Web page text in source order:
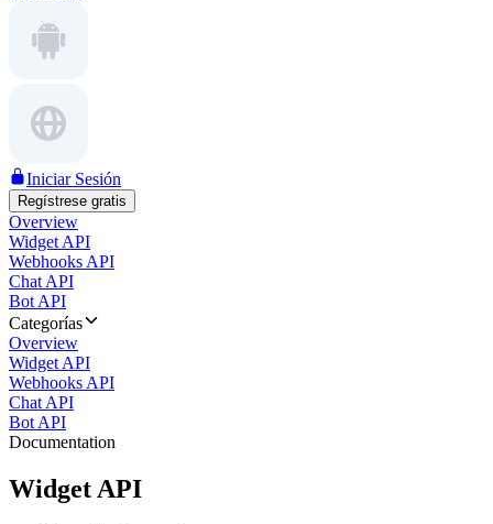
Iniciar Sesión
Regístrese gratis
Overview
Widget API
Webhooks API
Chat API
Bot API
Categorías
Overview
Widget API
Webhooks API
Chat API
Bot API
Documentation
Widget API